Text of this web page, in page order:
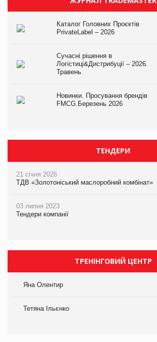
Каталог Головних Проєктів
PrivateLabel – 2026
Сучасні рішення в
Логістиці&Дистрибуції – 2026.
Травень
Новинки. Просування брендів
FMCG.Березень 2026
ТЕНДЕРИ
21 січня 2026
ТДВ «Золотоніський маслоробний комбінат»
03 липня 2023
Тендери компанії
ТРЕНІНГОВИЙ ЦЕНТР
Яна Олентир
Тетяна Ільєнко